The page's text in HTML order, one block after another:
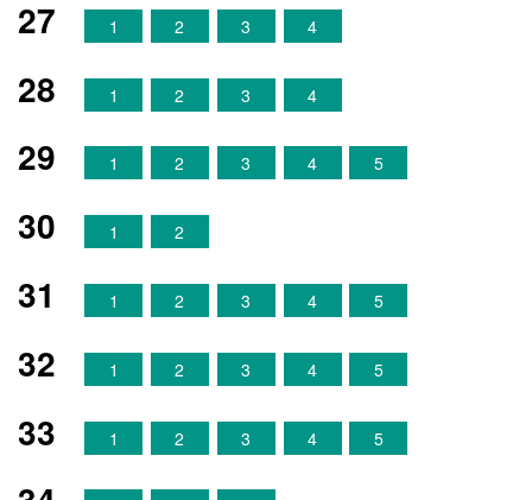
27 1 2 3 4
28 1 2 3 4
29 1 2 3 4 5
30 1 2
31 1 2 3 4 5
32 1 2 3 4 5
33 1 2 3 4 5